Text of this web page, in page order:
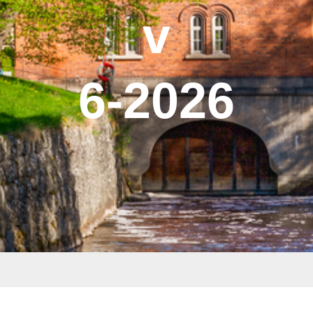
v
6-2026